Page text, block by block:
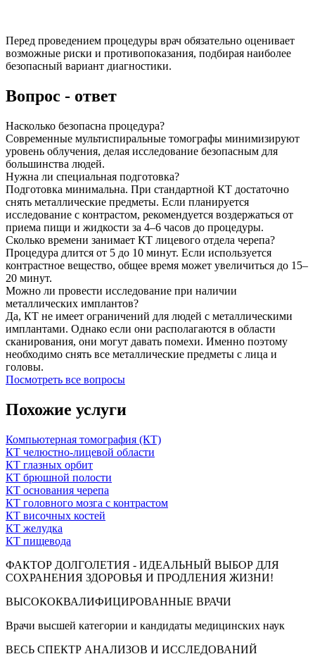
Перед проведением процедуры врач обязательно оценивает
возможные риски и противопоказания, подбирая наиболее
безопасный вариант диагностики.
Вопрос - ответ
Насколько безопасна процедура?
Современные мультиспиральные томографы минимизируют
уровень облучения, делая исследование безопасным для
большинства людей.
Нужна ли специальная подготовка?
Подготовка минимальна. При стандартной КТ достаточно
снять металлические предметы. Если планируется
исследование с контрастом, рекомендуется воздержаться от
приема пищи и жидкости за 4–6 часов до процедуры.
Сколько времени занимает КТ лицевого отдела черепа?
Процедура длится от 5 до 10 минут. Если используется
контрастное вещество, общее время может увеличиться до 15–
20 минут.
Можно ли провести исследование при наличии
металлических имплантов?
Да, КТ не имеет ограничений для людей с металлическими
имплантами. Однако если они располагаются в области
сканирования, они могут давать помехи. Именно поэтому
необходимо снять все металлические предметы с лица и
головы.
Посмотреть все вопросы
Похожие услуги
Компьютерная томография (КТ)
КТ челюстно-лицевой области
КТ глазных орбит
КТ брюшной полости
КТ основания черепа
КТ головного мозга с контрастом
КТ височных костей
КТ желудка
КТ пищевода
ФАКТОР ДОЛГОЛЕТИЯ - ИДЕАЛЬНЫЙ ВЫБОР ДЛЯ
СОХРАНЕНИЯ ЗДОРОВЬЯ И ПРОДЛЕНИЯ ЖИЗНИ!
ВЫСОКОКВАЛИФИЦИРОВАННЫЕ ВРАЧИ
Врачи высшей категории и кандидаты медицинских наук
ВЕСЬ СПЕКТР АНАЛИЗОВ И ИССЛЕДОВАНИЙ